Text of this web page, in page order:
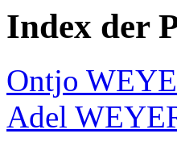
Index der
Ontjo
Adel